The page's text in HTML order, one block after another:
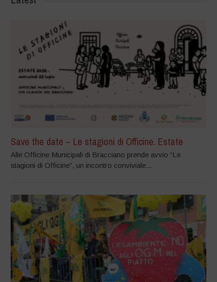
Save the date – Le stagioni di Officine. Estate
Alle Officine Municipali di Bracciano prende avvio “Le
stagioni di Officine”, un incontro conviviale...